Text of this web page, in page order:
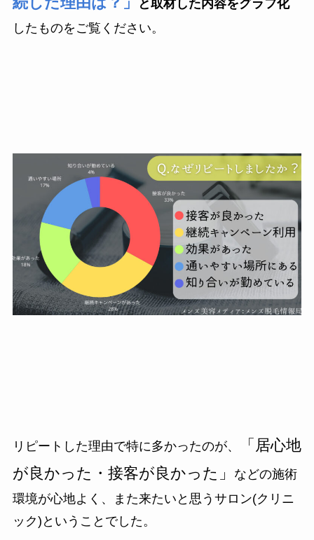
と取材した内容をグラフ化
したものをご覧ください。
リピートした理由で特に多かったのが、
「居心地
が良かった・接客が良かった」
などの施術
環境が心地よく、また来たいと思うサロン(クリニ
ック)ということでした。